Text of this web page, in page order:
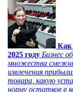
Как
2025 году Бизнес
множества
извлечения
товара, какую
норму остатков в